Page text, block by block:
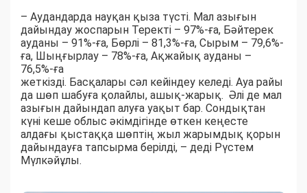
– Аудандарда науқан қыза түсті. Мал азығын
дайындау жоспарын Теректі – 97%-ға, Бәйтерек
ауданы – 91%-ға, Бөрлі – 81,3%-ға, Сырым – 79,6%-
ға, Шыңғырлау – 78%-ға, Ақжайық ауданы –
76,5%-ға
жеткізді. Басқалары сәл кейіндеу келеді. Ауа райы
да шөп шабуға қолайлы, ашық-жарық. Әлі де мал
азығын дайындап алуға уақыт бар. Сондықтан
күні кеше облыс әкімдігінде өткен кеңесте
алдағы қыстаққа шөптің жыл жарымдық қорын
дайындауға тапсырма берілді, – деді Рүстем
Мүлкәйұлы.